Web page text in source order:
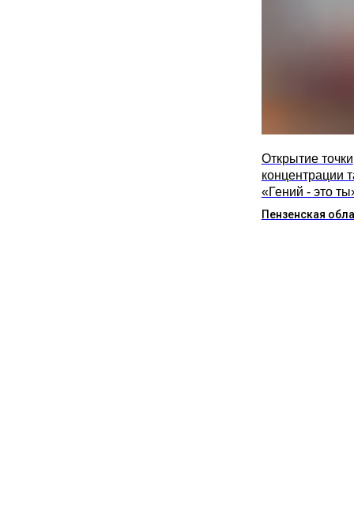
Открытие точки
концентрации
«Гений - это
Пензенская